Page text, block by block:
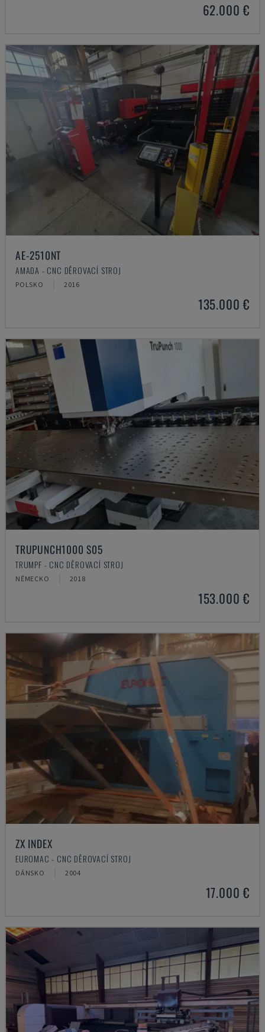
62.000 €
AE-2510NT
AMADA - CNC DĚROVACÍ STROJ
POLSKO 2016
135.000 €
TRUPUNCH1000 S05
TRUMPF - CNC DĚROVACÍ STROJ
NĚMECKO 2018
153.000 €
ZX INDEX
EUROMAC - CNC DĚROVACÍ STROJ
DÁNSKO 2004
17.000 €